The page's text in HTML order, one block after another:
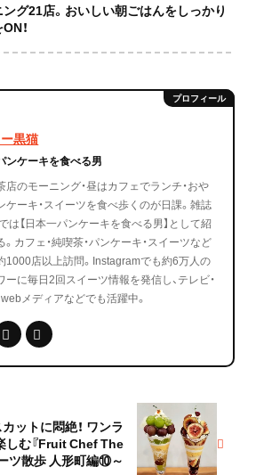
グ21店。おいしい朝ごはんをしっかり
！
黒猫
ンケーキを食べる男
店のモーニング・昼はカフェでランチ・おや
ケーキ・スイーツを食べ歩くのが日課。雑誌
は【日本一パンケーキを食べる男】として紹
。カフェ・純喫茶・パンケーキ・スイーツなど
1000店以上訪問。Instagramでも約6万人の
ーに毎日2回スイーツ情報を発信し、テレビ・
webメディアなどでも活躍中。
ットに悶絶！ ワンラ
しむ『Fruit Chef The
ツ散歩 人形町編⑩～